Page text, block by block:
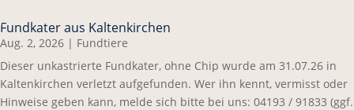
Fundkater aus Kaltenkirchen
Aug. 2, 2026 | Fundtiere
Dieser unkastrierte Fundkater, ohne Chip wurde am 31.07.26 in
Kaltenkirchen verletzt aufgefunden. Wer ihn kennt, vermisst oder
Hinweise geben kann, melde sich bitte bei uns: 04193 / 91833 (ggf.